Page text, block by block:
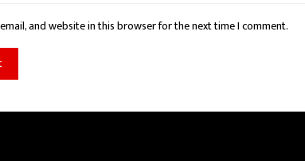
and website in this browser for the next time I comment.